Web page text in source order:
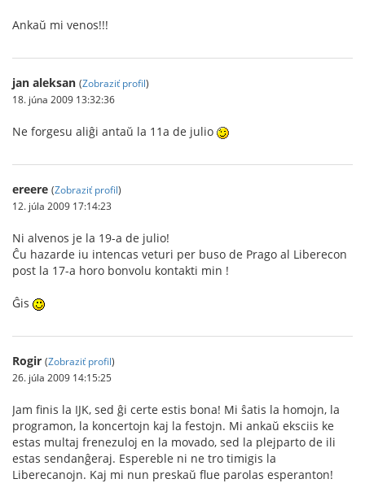
Ankaŭ mi venos!!!
jan aleksan (Zobraziť profil)
18. júna 2009 13:32:36
Ne forgesu aliĝi antaŭ la 11a de julio
ereere (Zobraziť profil)
12. júla 2009 17:14:23
Ni alvenos je la 19-a de julio!
Ĉu hazarde iu intencas veturi per buso de Prago al Liberecon
post la 17-a horo bonvolu kontakti min !
Ĝis
Rogir (Zobraziť profil)
26. júla 2009 14:15:25
Jam finis la IJK, sed ĝi certe estis bona! Mi ŝatis la homojn, la
programon, la koncertojn kaj la festojn. Mi ankaŭ eksciis ke
estas multaj frenezuloj en la movado, sed la plejparto de ili
estas sendanĝeraj. Espereble ni ne tro timigis la
Liberecanojn. Kaj mi nun preskaŭ flue parolas esperanton!